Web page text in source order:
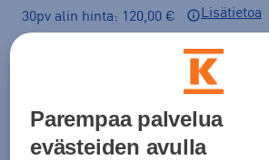
30pv alin hinta: 120,00 €
Lisätietoa
Koko
Parempaa palvelua
evästeiden avulla